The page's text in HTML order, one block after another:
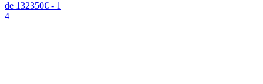
4